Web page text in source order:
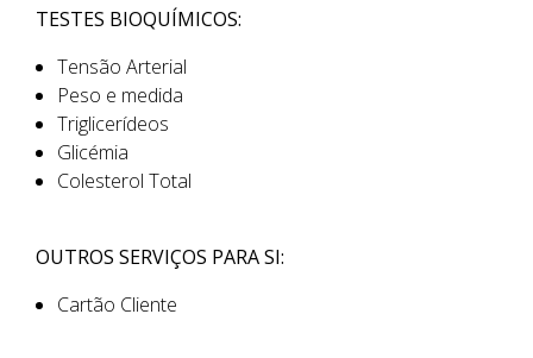
TESTES BIOQUÍMICOS:
Tensão Arterial
Peso e medida
Triglicerídeos
Glicémia
Colesterol Total
OUTROS SERVIÇOS PARA SI:
Cartão Cliente